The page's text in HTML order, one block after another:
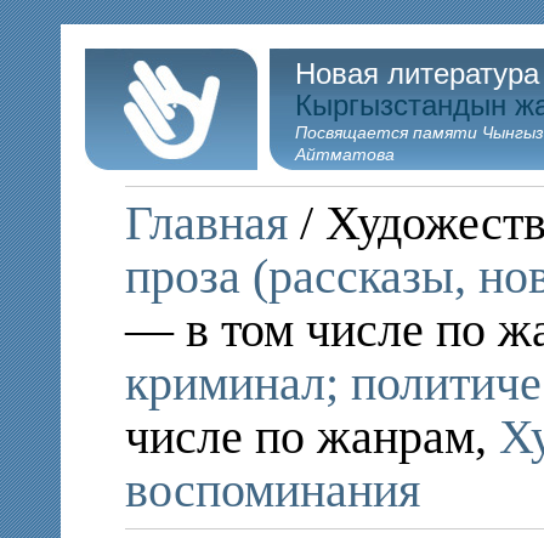
Новая
Кыргызстандын
Посвящается памяти
Айтматова
Главная /
проза (рассказы,
— в том числе по
криминал;
числе по жанрам,
воспоминания